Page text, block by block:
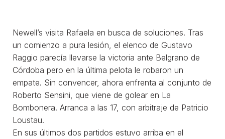
Newell’s visita Rafaela en busca de soluciones. Tras
un comienzo a pura lesión, el elenco de Gustavo
Raggio parecía llevarse la victoria ante Belgrano de
Córdoba pero en la última pelota le robaron un
empate. Sin convencer, ahora enfrenta al conjunto de
Roberto Sensini, que viene de golear en La
Bombonera. Arranca a las 17, con arbitraje de Patricio
Loustau.
En sus últimos dos partidos estuvo arriba en el